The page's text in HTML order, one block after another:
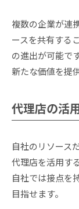
複数の企業が連
ースを共有する
の進出が可能で
新たな価値を提
代理店の活
自社のリソース
代理店を活用す
自社では接点を
目指せます。